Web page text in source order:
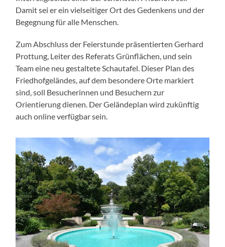
Damit sei er ein vielseitiger Ort des Gedenkens und der
Begegnung für alle Menschen.
Zum Abschluss der Feierstunde präsentierten Gerhard
Prottung, Leiter des Referats Grünflächen, und sein
Team eine neu gestaltete Schautafel. Dieser Plan des
Friedhofgeländes, auf dem besondere Orte markiert
sind, soll Besucherinnen und Besuchern zur
Orientierung dienen. Der Geländeplan wird zukünftig
auch online verfügbar sein.